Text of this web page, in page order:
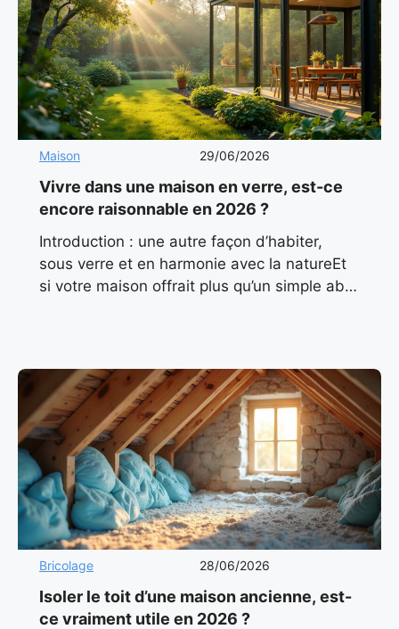
Maison 29/06/2026
Vivre dans une maison en verre, est-ce
encore raisonnable en 2026 ?
Introduction : une autre façon d’habiter,
sous verre et en harmonie avec la natureEt
si votre maison offrait plus qu’un simple abri
Bricolage 28/06/2026
Isoler le toit d’une maison ancienne, est-
ce vraiment utile en 2026 ?